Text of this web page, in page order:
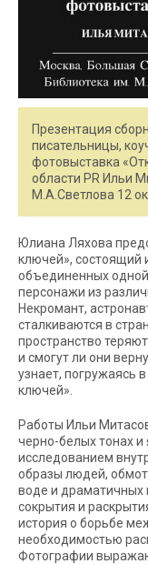
Презентация
писательницы,
фотовыставка
области PR Ильи
М.А.Светлова 12
Юлиана Ляхова
ключей», состоящий
объединенных
персонажи из
Некромант,
сталкиваются в
пространство
и смогут ли они
узнает, погружаясь
ключей».
Работы Ильи
черно-белых тонах
исследованием
образы людей,
воде и драматичных
сокрытия и
история о борьбе
необходимостью
Фотографии